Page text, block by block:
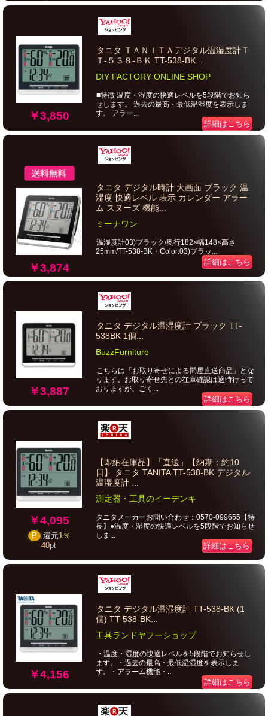
￥3,850
タニタ ＴＡＮＩＴＡデジタル温湿度計Ｔ
Ｔ‐５３８‐ＢＫ TT-538-BK...
DIY FACTORY ONLINE SHOP
■特徴 温度・湿度の快適レベルを5段階でお知ら
せします。 過去の最高・最低温湿度を表示しま
す。 アラー...
詳細はこちら
￥3,874
タニタ デジタル時計 大画面 ブラック 温
湿度 快適レベル 表示 カレンダー アラー
ム スヌーズ 機能...
ミーナワン
温湿度計03)ブラック/奥行182×幅148×高さ
25mm/TT-538-BK・Color:03)ブラッ...
詳細はこちら
￥3,887
タニタ デジタル温湿度計 ブラック TT-
538BK 1個...
BuzzFurniture
こちらは「お取り寄せによる問屋直送商品」とな
ります。お取り寄せ先との在庫確認は適時行って
おりますが、ごく...
詳細はこちら
￥4,095
P 還元1％
40pt
【即納在庫品】「直送」【納期：約10
日】 タニタ TANITA TT-538-BK デジタル
温湿度計 ...
測定器・工具のイーデンキ
タニタメーカーお問い合わせ：0570-099655【特
長】●温度・湿度の快適レベルを5段階でお知らせ
しま...
詳細はこちら
￥4,156
タニタ デジタル温湿度計 TT-538-BK (1
個) TT-538-BK...
工具ランドヤフーショップ
・温度・湿度の快適レベルを5段階でお知らせし
ます。・過去の最高・最低温湿度を表示しま
す。・アラーム機能・...
詳細はこちら